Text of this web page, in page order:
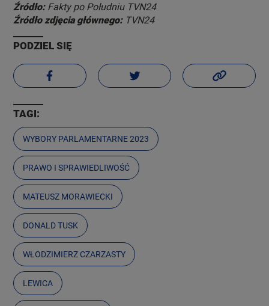
Źródło: Fakty po Południu TVN24
Źródło zdjęcia głównego: TVN24
PODZIEL SIĘ
TAGI:
WYBORY PARLAMENTARNE 2023
PRAWO I SPRAWIEDLIWOŚĆ
MATEUSZ MORAWIECKI
DONALD TUSK
WŁODZIMIERZ CZARZASTY
LEWICA